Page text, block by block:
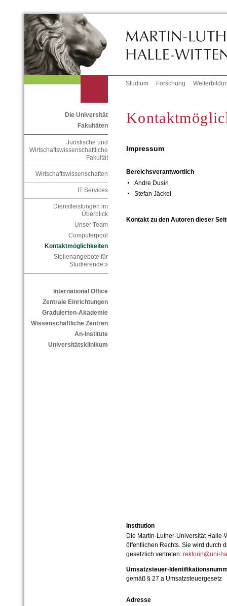
Studium Forschung
Die Universität
Fakultäten
Juristische und
Wirtschaftswissenschaftliche
Fakultät
Wirtschaftswissenschaften
IT Services
Dienstleistungen im
Überblick
Unser Team
Computerpool
Kontaktmöglichkeiten
Stellenangebote für
Studierende
International Office
Zentrale Einrichtungen
Graduierten-Akademie
Wissenschaftliche Zentren
An-Institute
Universitätsklinikum
Impressum
Bereichsverantwortlich
Andre Dusin
Stefan Jäckel
Kontakt zu den Autoren dieser
Institution
Die Martin-Luther-Universität
öffentlichen Rechts. Sie wird durch
gesetzlich vertreten: rektorin@uni-
Umsatzsteuer-
gemäß § 27 a Umsatzsteuergesetz
Adresse